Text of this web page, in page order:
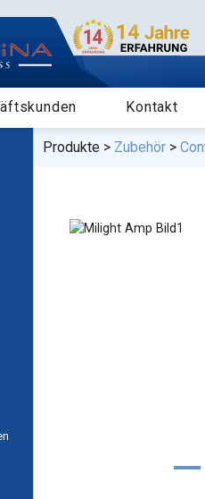
Kontakt
Produkte Zubehör